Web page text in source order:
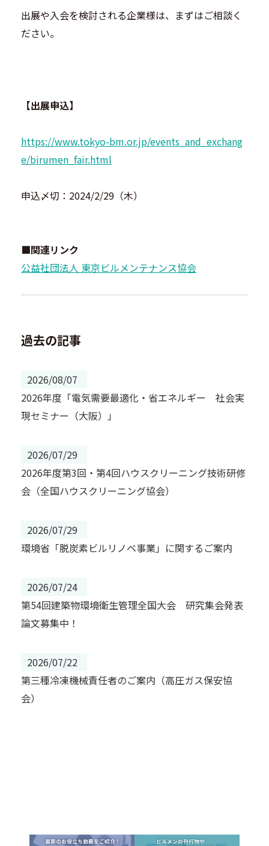
出展や⼊会を検討される企業様は、まずはご相談く
ださい。
【出展申込】
https://www.tokyo-bm.or.jp/events_and_exchang
e/birumen_fair.html
申込〆切：2024/2/29（木）
■関連リンク
公益社団法人 東京ビルメンテナンス協会
過去の記事
2026/08/07
2026年度「電気需要最適化・省エネルギー 社会実
現セミナー（大阪）」
2026/07/29
2026年度第3回・第4回ハウスクリーニング技術研修
会（全国ハウスクリーニング協会）
2026/07/29
環境省「脱炭素ビルリノベ事業」に関するご案内
2026/07/24
第54回建築物環境衛生管理全国大会 研究集会発表
論文募集中！
2026/07/22
第三種冷凍機械責任者のご案内（高圧ガス保安協
会）